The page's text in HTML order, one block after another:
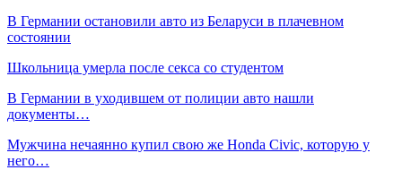
В Германии остановили авто из Беларуси в плачевном
состоянии
Школьница умерла после секса со студентом
В Германии в уходившем от полиции авто нашли
документы…
Мужчина нечаянно купил свою же Honda Civic, которую у
него…